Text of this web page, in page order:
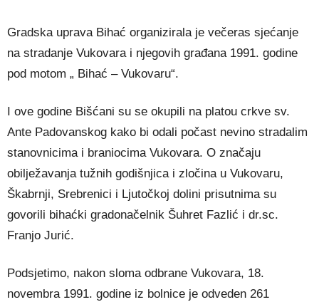
Gradska uprava Bihać organizirala je večeras sjećanje
na stradanje Vukovara i njegovih građana 1991. godine
pod motom „ Bihać – Vukovaru“.
I ove godine Bišćani su se okupili na platou crkve sv.
Ante Padovanskog kako bi odali počast nevino stradalim
stanovnicima i braniocima Vukovara. O značaju
obilježavanja tužnih godišnjica i zločina u Vukovaru,
Škabrnji, Srebrenici i Ljutočkoj dolini prisutnima su
govorili bihaćki gradonačelnik Šuhret Fazlić i dr.sc.
Franjo Jurić.
Podsjetimo, nakon sloma odbrane Vukovara, 18.
novembra 1991. godine iz bolnice je odveden 261